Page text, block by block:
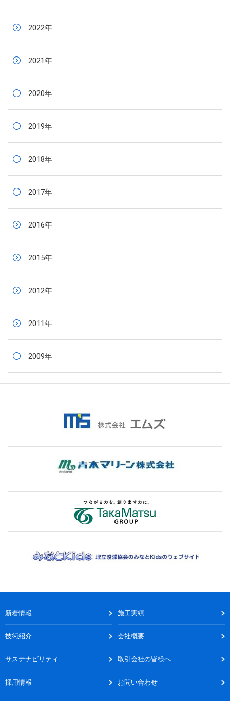
2022年
2021年
2020年
2019年
2018年
2017年
2016年
2015年
2012年
2011年
2009年
新着情報 施工実績
技術紹介 会社概要
サステナビリティ 取引会社の皆様へ
採用情報 お問い合わせ